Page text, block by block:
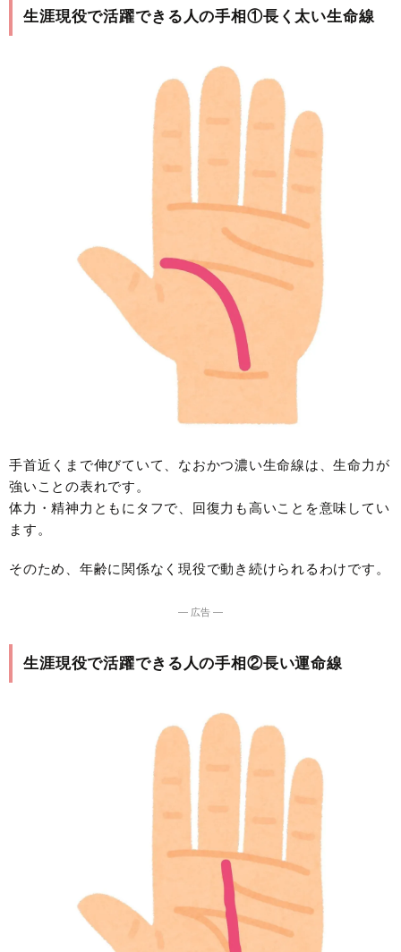
生涯現役で活躍できる人の手相①長く太い生命線
手首近くまで伸びていて、なおかつ濃い生命線は、生命力が
強いことの表れです。
体力・精神力ともにタフで、回復力も高いことを意味してい
ます。
そのため、年齢に関係なく現役で動き続けられるわけです。
― 広告 ―
生涯現役で活躍できる人の手相②長い運命線